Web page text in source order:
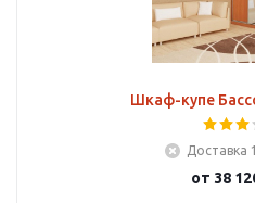
Шкаф-купе
Доставка
от 38